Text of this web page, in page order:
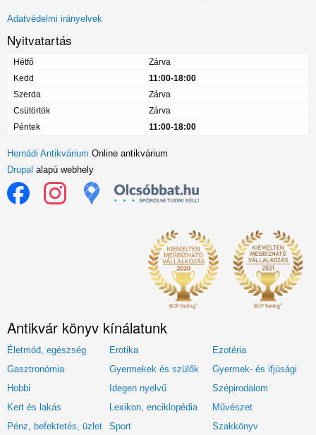
menü
Adatvédelmi irányelvek
Nyitvatartás
Hétfő
Zárva
Kedd
11:00-18:00
Szerda
Zárva
Csütörtök
Zárva
Péntek
11:00-18:00
Hernádi Antikvárium Online antikvárium
Drupal alapú webhely
Antikvár könyv kínálatunk
Életmód, egészség Erotika
Ezotéria
Gasztronómia
Gyermekek és szülők
Gyermek- és ifjúsági
Hobbi
Idegen nyelvű
Szépirodalom
Kert és lakás
Lexikon, enciklopédia
Művészet
Pénz, befektetés, üzlet
Sport Szakkönyv